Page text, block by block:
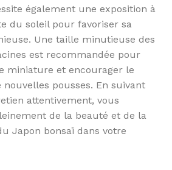
également une exposition à
du soleil pour favoriser sa
Une taille minutieuse des
est recommandée pour
miniature et encourager le
pousses. En suivant
attentivement, vous
de la beauté et de la
Japon bonsaï dans votre